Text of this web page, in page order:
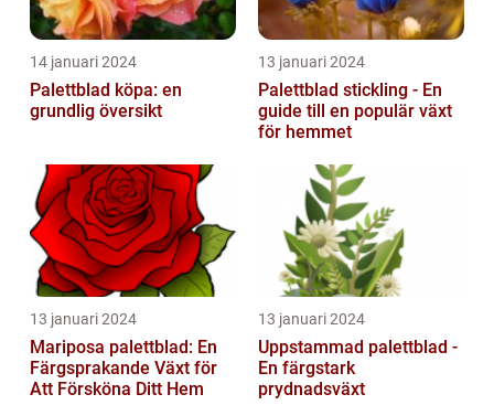
14 januari 2024
Palettblad köpa: en
grundlig översikt
13 januari 2024
Palettblad stickling - En
guide till en populär växt
för hemmet
13 januari 2024
Mariposa palettblad: En
Färgsprakande Växt för
Att Försköna Ditt Hem
13 januari 2024
Uppstammad palettblad -
En färgstark
prydnadsväxt